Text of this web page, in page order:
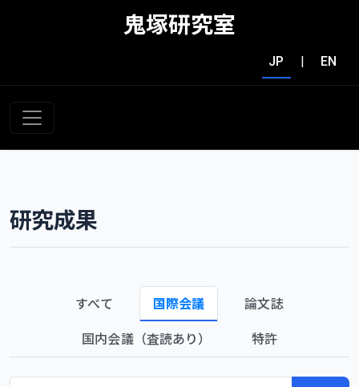
鬼塚研究室
JP | EN
研究成果
すべて 国際会議 論文誌
国内会議（査読あり） 特許